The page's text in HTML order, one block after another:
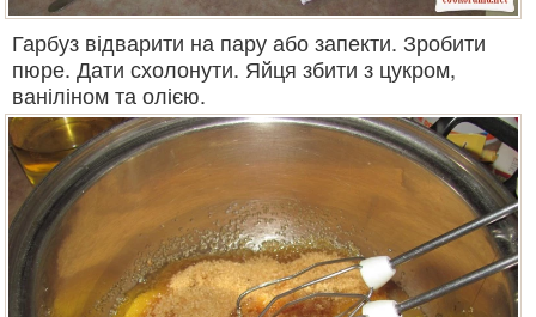
Гарбуз відварити на пару або запекти. Зробити
пюре. Дати схолонути. Яйця збити з цукром,
ваніліном та олією.